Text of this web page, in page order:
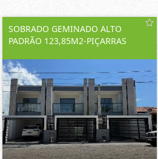
SOBRADO GEMINADO ALTO
PADRÃO 123,85M2-PIÇARRAS